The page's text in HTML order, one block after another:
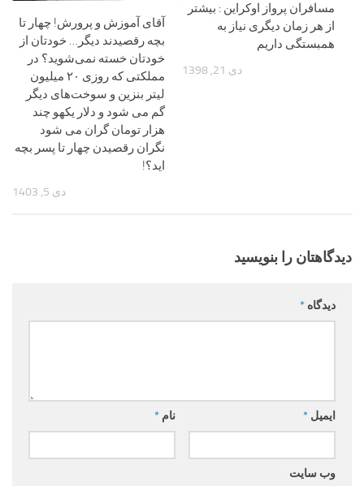
آقای آموزش و پرورش! چهار تا
بچه رقصیدند دیگر… خودتان از
خودتان خسته نمی‌شوید؟ در
مملکتی که روزی ۲۰ میلیون
لیتر بنزین و سوخت‌های دیگر
گم می شود و دلار یکهو چند
هزار تومان گران می شود
نگران رقصیدن چهار تا پسر بچه
اید؟!
دی 5, 1403
مسافران پرواز اوکراین : بیشتر
از هر زمان دیگری نیاز به
همبستگی داریم
دی 21, 1398
دیدگاهتان را بنویسید
دیدگاه *
نام * ایمیل *
وب‌ سایت